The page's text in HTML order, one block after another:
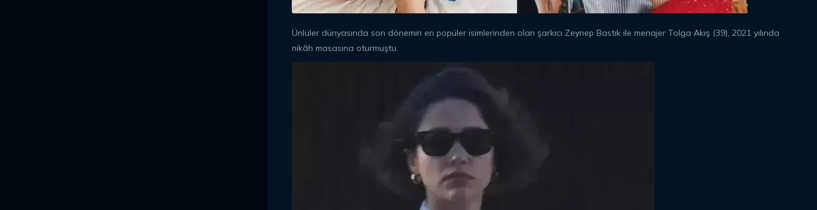
Ünlüler dünyasında son dönemin en popüler isimlerinden olan şarkıcı Zeynep Bastık ile menajer Tolga Akış (39), 2021 yılında
nikâh masasına oturmuştu.